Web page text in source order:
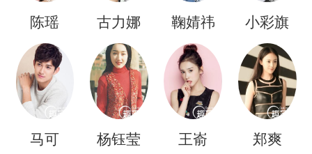
陈瑶 古力娜
扎
鞠婧祎 小彩旗
马可 杨钰莹 王嵛 郑爽